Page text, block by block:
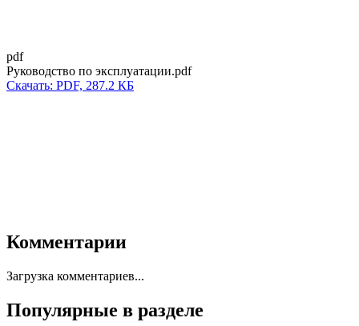
pdf
Руководство по эксплуатации.pdf
Скачать: PDF, 287.2 КБ
Комментарии
Загрузка комментариев...
Популярные в разделе